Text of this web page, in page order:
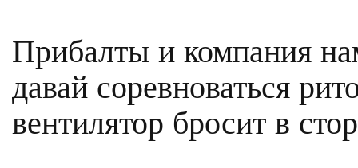
Прибалты и компания
давай соревноваться
вентилятор бросит в